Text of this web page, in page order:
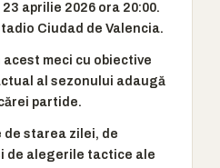
aprilie 2026 ora 20:00.
Ciudad de Valencia.
meci cu obiective
al sezonului adaugă
partide.
de starea zilei, de
de alegerile tactice ale